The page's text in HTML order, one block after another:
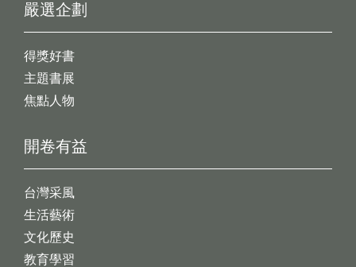
開卷有益
台灣采風
生活藝術
文化歷史
教育學習
嚴選企劃
得獎好書
主題書展
焦點人物